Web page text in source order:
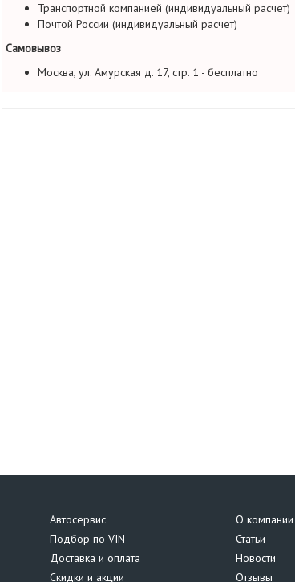
Транспортной компанией (индивидуальный расчет)
Почтой России (индивидуальный расчет)
Самовывоз
Москва, ул. Амурская д. 17, стр. 1 - бесплатно
Автосервис
Подбор по VIN
Доставка и оплата
Скидки и акции
О компании
Статьи
Новости
Отзывы